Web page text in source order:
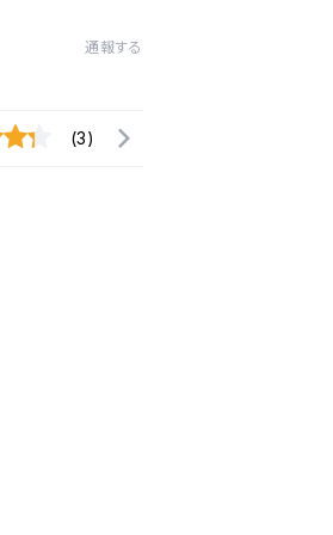
通報する
(3)